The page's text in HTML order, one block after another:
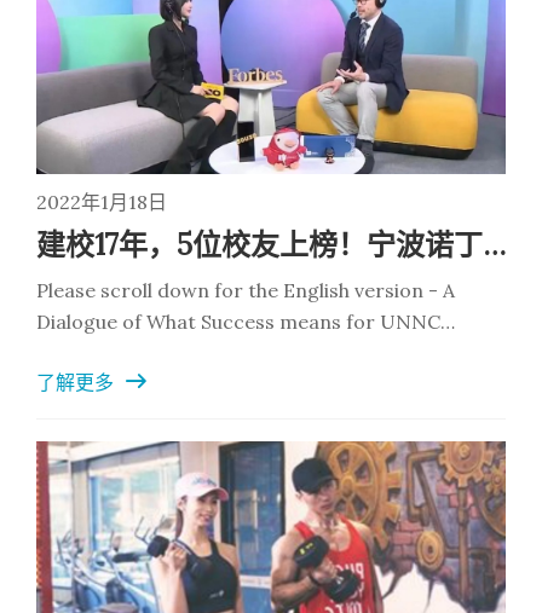
2022年1月18日
建校17年，5位校友上榜！宁波诺丁汉大学在福布斯中国U30峰会分享独家秘诀
Please scroll down for the English version - A
Dialogue of What Success means for UNNC
了解更多